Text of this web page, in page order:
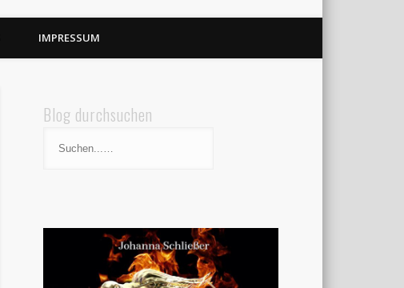
IMPRESSUM
Blog durchsuchen